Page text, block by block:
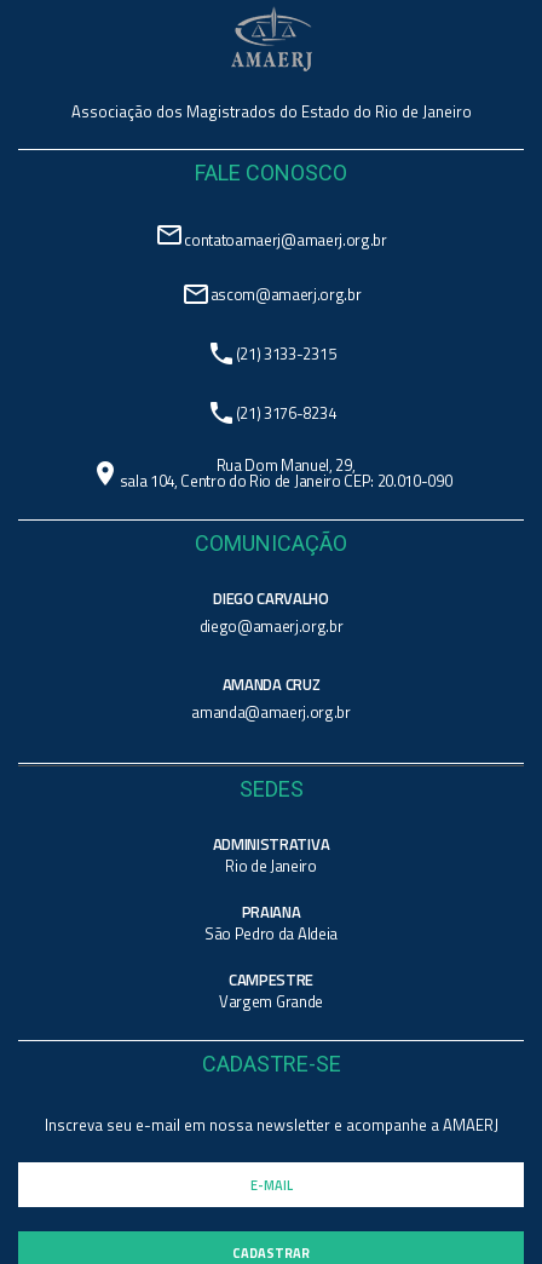
Associação dos Magistrados do Estado do Rio de Janeiro
FALE CONOSCO
mail_outlinecontatoamaerj@amaerj.org.br
mail_outlineascom@amaerj.org.br
phone (21) 3133-2315
phone (21) 3176-8234
location_on Rua Dom Manuel, 29,
sala 104, Centro do Rio de Janeiro CEP: 20.010-090
COMUNICAÇÃO
DIEGO CARVALHO
diego@amaerj.org.br
AMANDA CRUZ
amanda@amaerj.org.br
SEDES
ADMINISTRATIVA
Rio de Janeiro
PRAIANA
São Pedro da Aldeia
CAMPESTRE
Vargem Grande
CADASTRE-SE
Inscreva seu e-mail em nossa newsletter e acompanhe a AMAERJ